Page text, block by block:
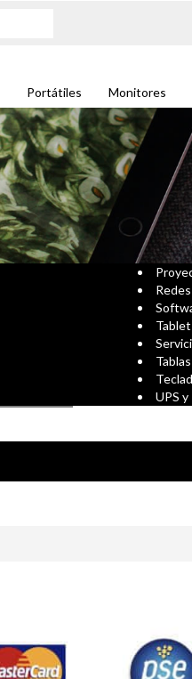
Portátiles Monitores
Redes
UPS